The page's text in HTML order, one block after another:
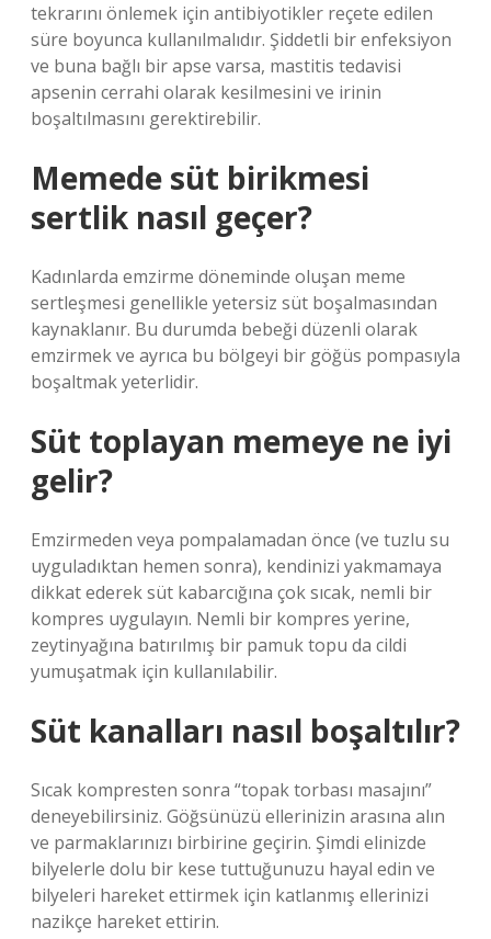
tekrarını önlemek için antibiyotikler reçete edilen
süre boyunca kullanılmalıdır. Şiddetli bir enfeksiyon
ve buna bağlı bir apse varsa, mastitis tedavisi
apsenin cerrahi olarak kesilmesini ve irinin
boşaltılmasını gerektirebilir.
Memede süt birikmesi
sertlik nasıl geçer?
Kadınlarda emzirme döneminde oluşan meme
sertleşmesi genellikle yetersiz süt boşalmasından
kaynaklanır. Bu durumda bebeği düzenli olarak
emzirmek ve ayrıca bu bölgeyi bir göğüs pompasıyla
boşaltmak yeterlidir.
Süt toplayan memeye ne iyi
gelir?
Emzirmeden veya pompalamadan önce (ve tuzlu su
uyguladıktan hemen sonra), kendinizi yakmamaya
dikkat ederek süt kabarcığına çok sıcak, nemli bir
kompres uygulayın. Nemli bir kompres yerine,
zeytinyağına batırılmış bir pamuk topu da cildi
yumuşatmak için kullanılabilir.
Süt kanalları nasıl boşaltılır?
Sıcak kompresten sonra “topak torbası masajını”
deneyebilirsiniz. Göğsünüzü ellerinizin arasına alın
ve parmaklarınızı birbirine geçirin. Şimdi elinizde
bilyelerle dolu bir kese tuttuğunuzu hayal edin ve
bilyeleri hareket ettirmek için katlanmış ellerinizi
nazikçe hareket ettirin.